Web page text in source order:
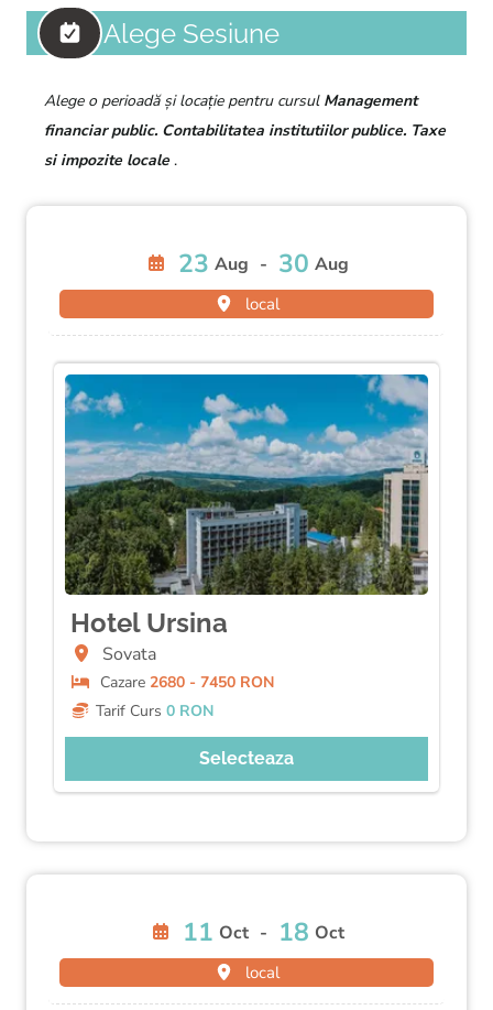
Alege Sesiune
Alege o perioadă și locație pentru cursul Management
financiar public. Contabilitatea institutiilor publice. Taxe
si impozite locale.
23 Aug - 30 Aug
local
Hotel Ursina
Sovata
Cazare 2680 - 7450 RON
Tarif Curs 0 RON
Selecteaza
11 Oct - 18 Oct
local